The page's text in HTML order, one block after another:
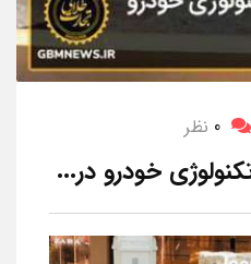
0 نظر
خودرو در...